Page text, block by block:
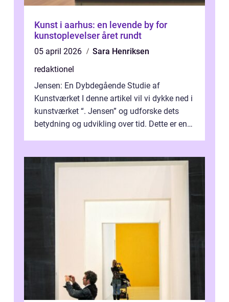
Kunst i aarhus: en levende by for
kunstoplevelser året rundt
05 april 2026
Sara Henriksen
redaktionel
Jensen: En Dybdegående Studie af
Kunstværket I denne artikel vil vi dykke ned i
kunstværket “. Jensen” og udforske dets
betydning og udvikling over tid. Dette er en